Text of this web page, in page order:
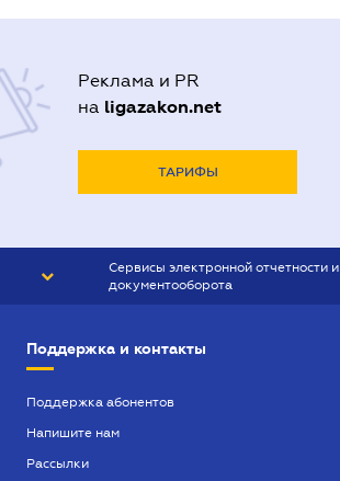
Реклама и PR
на ligazakon.net
ТАРИФЫ
Сервисы электронной отчетности и
документооборота
Поддержка и контакты
Поддержка абонентов
Напишите нам
Рассылки